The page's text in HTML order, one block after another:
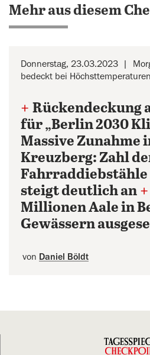
Mehr aus diesem
Donnerstag, 23.03.2023
bedeckt bei
+ Rückendeckung
für „Berlin 2030
Massive Zunahme
Kreuzberg: Zahl
steigt deutlich an +
Millionen Aale in
Gewässern
von Daniel Böldt